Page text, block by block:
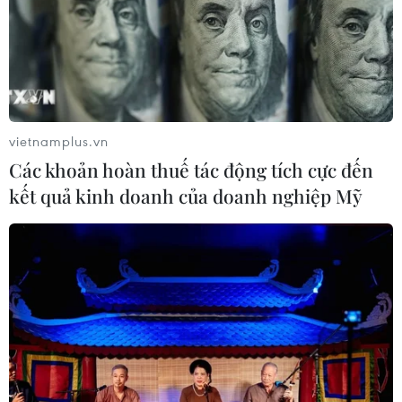
toán giao nhiệm vụ
06/08/2026 00:56
Quy định chi tiết về thủ tục cấp phép
thành lập Sở giao dịch hàng hóa
05/08/2026 14:59
Foxconn đạt doanh thu cao kỷ lục
nhờ nhu cầu mạnh đối với AI
05/08/2026 13:41
Hãng Walt Disney ký thỏa thuận
chưa từng có tiền lệ với TikTok
vietnamplus.vn
Các khoản hoàn thuế tác động tích cực đến
kết quả kinh doanh của doanh nghiệp Mỹ